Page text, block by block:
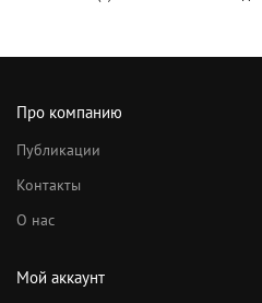
Про компанию
Публикации
Контакты
О нас
Мой аккаунт